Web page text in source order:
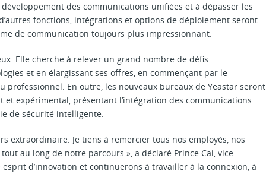
des communications unifiées et à dépasser les
fonctions, intégrations et options de déploiement seront
de communication toujours plus impressionnant.
Elle cherche à relever un grand nombre de défis
et en élargissant ses offres, en commençant par le
En outre, les nouveaux bureaux de Yeastar seront
expérimental, présentant l’intégration des communications
de sécurité intelligente.
extraordinaire. Je tiens à remercier tous nos employés, nos
au long de notre parcours », a déclaré Prince Cai, vice-
d’innovation et continuerons à travailler à la connexion, à